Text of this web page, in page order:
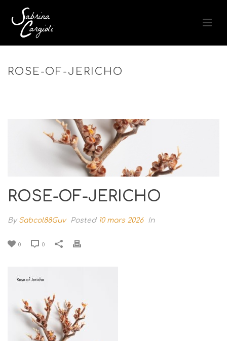
ROSE-OF-JERICHO
ROSE-OF-JERICHO
By Sabcol88Guv Posted 10 mars 2026 In
0 0